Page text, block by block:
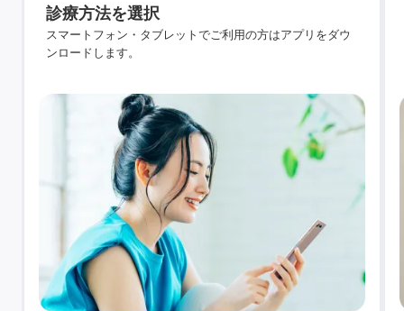
診療方法を選択
スマートフォン・タブレットでご利用の方はアプリをダウ
ンロードします。